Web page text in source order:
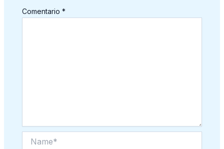
Comentario*